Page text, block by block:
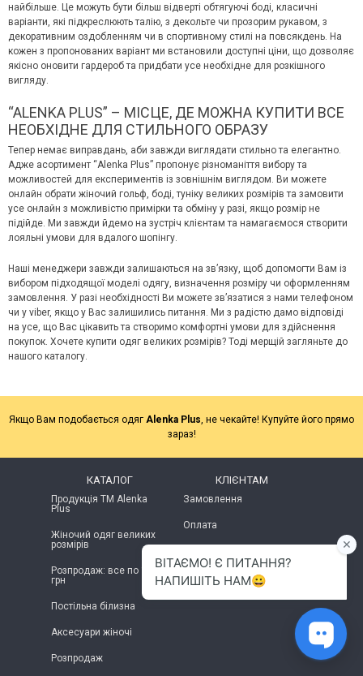
найбільше. Це можуть бути більш відверті обтягуючі боді, класичні
варіанти, які підкреслюють талію, з декольте чи прозорим рукавом, з
декоративним оздобленням чи в спортивному стилі на повсякдень. На
кожен з пропонованих варіант ми встановили доступні ціни, що дозволяє
якісно оновити гардероб та придбати усе необхідне для розкішного
вигляду.
“ALENKA PLUS” – МІСЦЕ, ДЕ МОЖНА КУПИТИ ВСЕ
НЕОБХІДНЕ ДЛЯ СТИЛЬНОГО ОБРАЗУ
Тепер немає виправдань, аби завжди виглядати стильно та елегантно.
Адже асортимент “Alenka Plus” пропонує різноманіття вибору та
можливостей для експериментів із зовнішнім виглядом. Ви можете
онлайн обрати жіночий гольф, боді, туніку великих розмірів та замовити
усе онлайн з можливістю примірки та обміну у разі, якщо розмір не
підійде. Ми завжди йдемо на зустріч клієнтам та намагаємося створити
лояльні умови для вдалого шопінгу.
Наші менеджери завжди залишаються на звʼязку, щоб допомогти Вам із
вибором підходящої моделі одягу, визначення розміру чи оформленням
замовлення. У разі необхідності Ви можете звʼязатися з нами телефоном
чи у viber, якщо у Вас залишились питання. Ми з радістю дамо відповіді
на усе, що Вас цікавить та створимо комфортні умови для здійснення
покупок. Хочете купити одяг великих розмірів? Тоді мерщій загляньте до
нашого каталогу.
Якщо Вам подобається одяг Alenka Plus , не чекайте! Купуйте його прямо
зараз!
КАТАЛОГ
Продукція ТМ Alenka
Plus
Жіночий одяг великих
розмірів
Розпродаж: все по 100
грн
Постільна білизна
Аксесуари жіночі
Розпродаж
КЛІЄНТАМ
Замовлення
Оплата